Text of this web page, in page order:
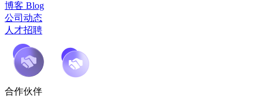
博客 Blog
公司动态
人才招聘
合作伙伴